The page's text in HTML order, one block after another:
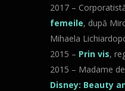
2017 –
femeile, după
Mihaela
2015 – Prin vis,
2015 – Madame
Disney: Beauty